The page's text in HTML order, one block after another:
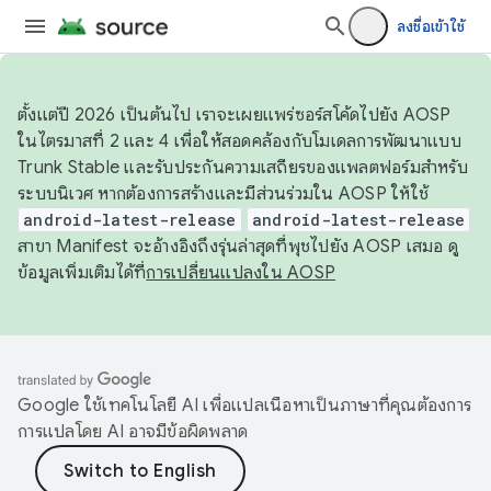
ลงชื่อเข้าใช้
ตั้งแต่ปี 2026 เป็นต้นไป เราจะเผยแพร่ซอร์สโค้ดไปยัง AOSP
ในไตรมาสที่ 2 และ 4 เพื่อให้สอดคล้องกับโมเดลการพัฒนาแบบ
Trunk Stable และรับประกันความเสถียรของแพลตฟอร์มสำหรับ
ระบบนิเวศ หากต้องการสร้างและมีส่วนร่วมใน AOSP ให้ใช้
android-latest-release android-latest-release
สาขา Manifest จะอ้างอิงถึงรุ่นล่าสุดที่พุชไปยัง AOSP เสมอ ดู
ข้อมูลเพิ่มเติมได้ที่การเปลี่ยนแปลงใน AOSP
Google ใช้เทคโนโลยี AI เพื่อแปลเนื้อหาเป็นภาษาที่คุณต้องการ
การแปลโดย AI อาจมีข้อผิดพลาด